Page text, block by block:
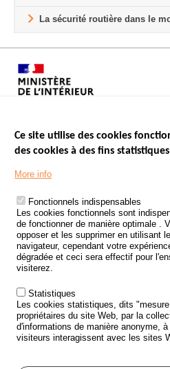
La sécurité routière dans le
Menu
Footer
LES SITES PUBLICS
ÉTAT DE L’INSÉCURITÉ ROUTIÈRE
TRAITEMENT DES DONNÉES
LA ROUTE
ETUDES ET RECHERCHES
APPEL À PROJETS
POLITIQUE DE SÉCURITÉ ROUTIÈRE
Outils
AGENDA
Ce site utilise des cookies
des cookies à des fins
More info
Fonctionnels indispensables
Les cookies fonctionnels sont
de fonctionner de manière optimale .
opposer et les supprimer en utilisant
navigateur, cependant votre
dégradée et ceci sera effectif pour
visiterez.
Statistiques
Les cookies statistiques, dits
propriétaires du site Web, par la
d'informations de manière anonyme,
visiteurs interagissent avec les sites